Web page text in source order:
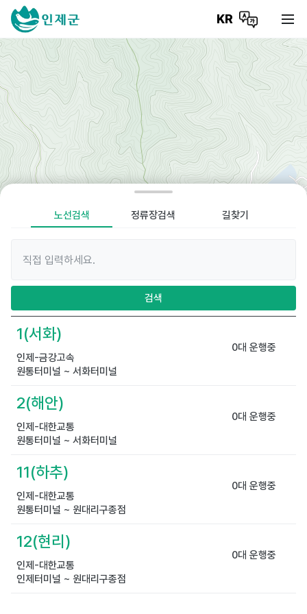
KR
노선검색 정류장검색 길찾기
검색
1(서화)
인제-금강고속
원통터미널 ~ 서화터미널
0대 운행중
2(해안)
인제-대한교통
원통터미널 ~ 서화터미널
0대 운행중
11(하추)
인제-대한교통
원통터미널 ~ 원대리구종점
0대 운행중
12(현리)
인제-대한교통
인제터미널 ~ 원대리구종점
0대 운행중